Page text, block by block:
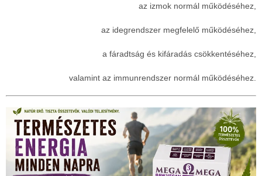
az izmok normál működéséhez,
az idegrendszer megfelelő működéséhez,
a fáradtság és kifáradás csökkentéséhez,
valamint az immunrendszer normál működéséhez.